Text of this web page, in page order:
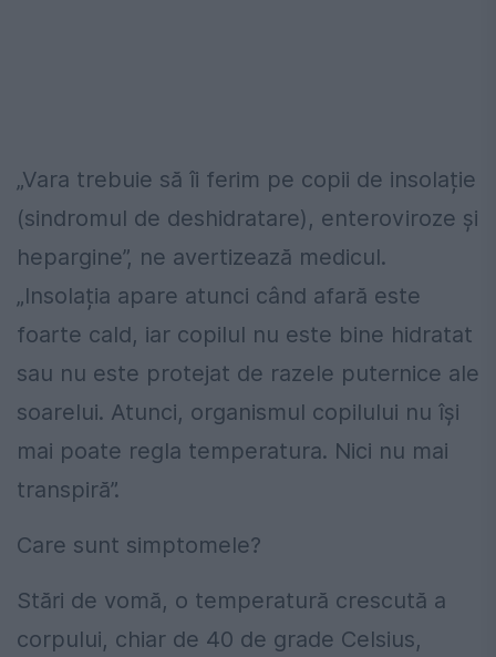
„Vara trebuie să îi ferim pe copii de insolație
(sindromul de deshidratare), enteroviroze și
hepargine”, ne avertizează medicul.
„Insolația apare atunci când afară este
foarte cald, iar copilul nu este bine hidratat
sau nu este protejat de razele puternice ale
soarelui. Atunci, organismul copilului nu își
mai poate regla temperatura. Nici nu mai
transpiră”.
Care sunt simptomele?
Stări de vomă, o temperatură crescută a
corpului, chiar de 40 de grade Celsius,